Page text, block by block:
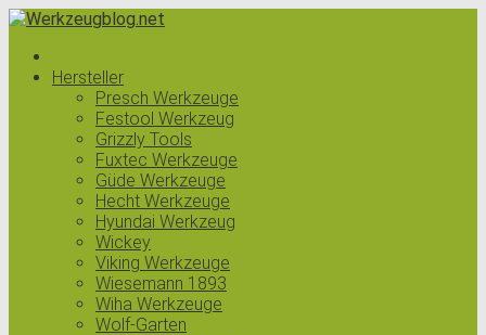
Hersteller
Presch Werkzeuge
Festool Werkzeug
Grizzly Tools
Fuxtec Werkzeuge
Güde Werkzeuge
Hecht Werkzeuge
Hyundai Werkzeug
Wickey
Viking Werkzeuge
Wiesemann 1893
Wiha Werkzeuge
Wolf-Garten